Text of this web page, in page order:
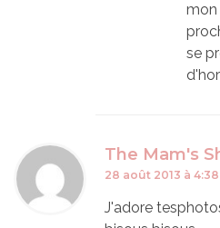
mon
se
The Mam's
28 août 2013 à
J'adore